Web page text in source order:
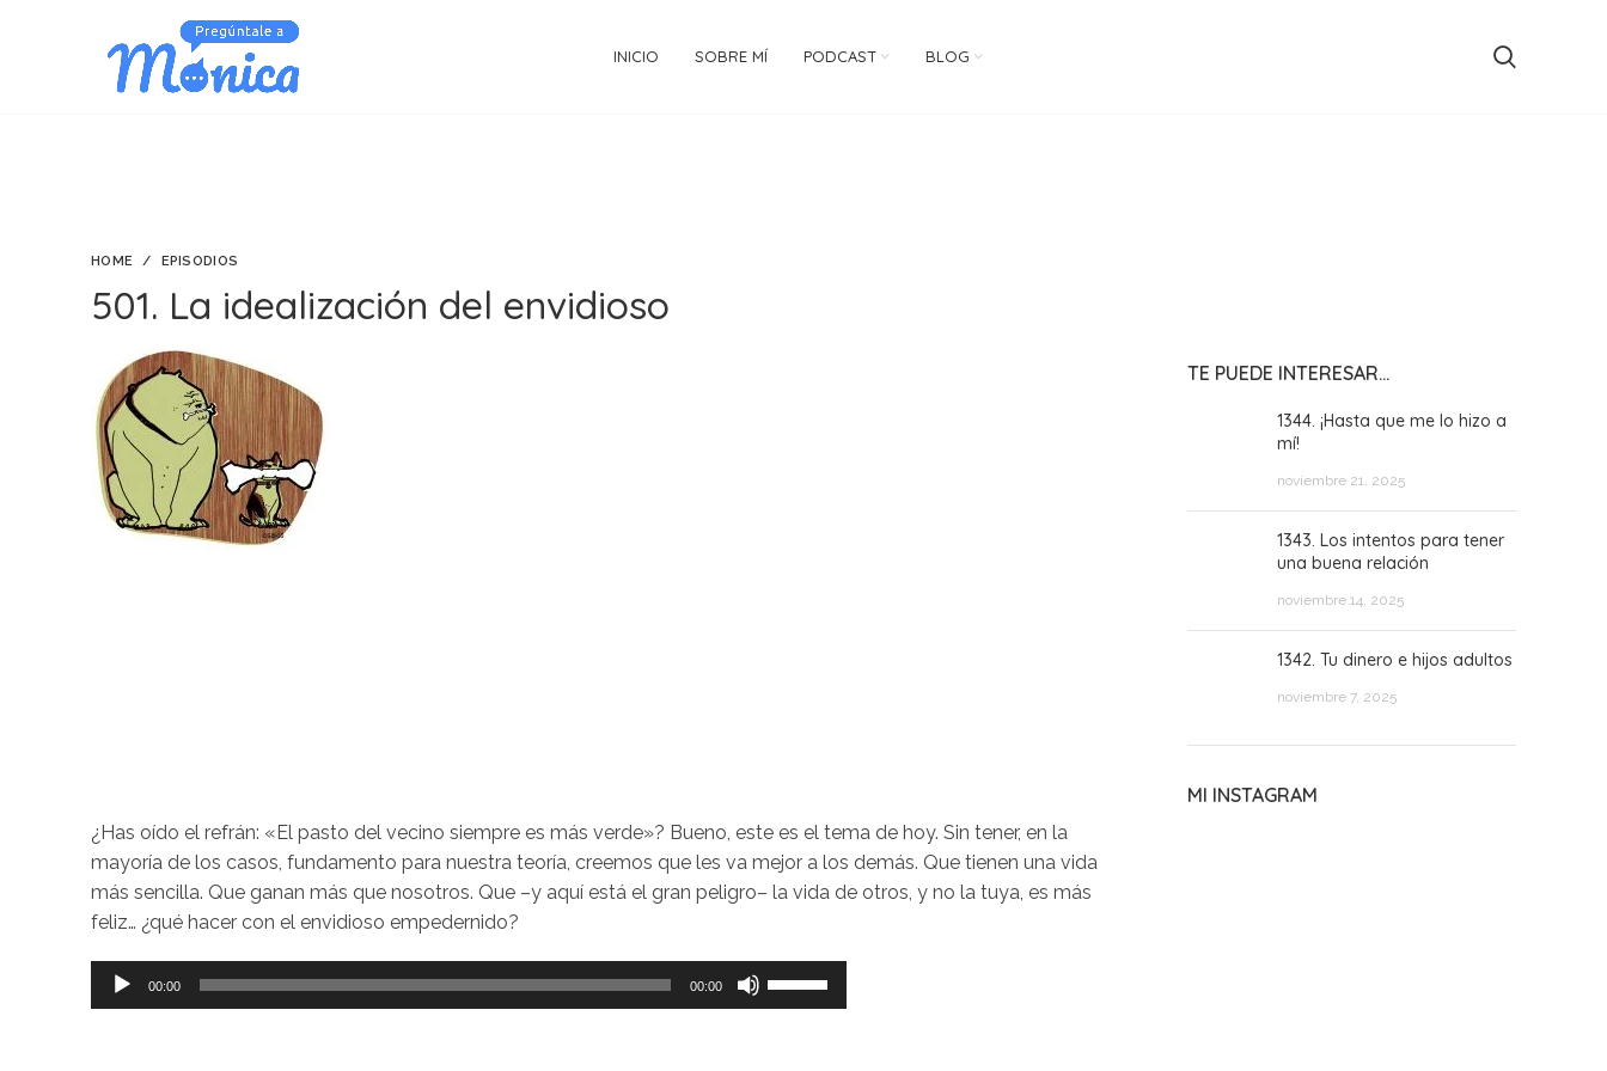
INICIO SOBRE MÍ PODCAST BLOG
HOME EPISODIOS
501. La idealización del envidioso
¿Has oído el refrán: «El pasto del vecino siempre es más verde»? Bueno, este es el tema de hoy. Sin tener, en la
mayoría de los casos, fundamento para nuestra teoría, creemos que les va mejor a los demás. Que tienen una vida
más sencilla. Que ganan más que nosotros. Que –y aquí está el gran peligro– la vida de otros, y no la tuya, es más
feliz… ¿qué hacer con el envidioso empedernido?
Reproductor
de
00:00 00:00
Utiliza
las
TE PUEDE INTERESAR…
1344. ¡Hasta que me lo hizo a
mí!
noviembre 21, 2025
1343. Los intentos para tener
una buena relación
noviembre 14, 2025
1342. Tu dinero e hijos adultos
noviembre 7, 2025
MI INSTAGRAM